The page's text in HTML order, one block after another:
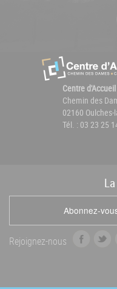
Centre
Chemin des
02160
Tél. : 03 23 25
La
Abonnez-
Rejoignez-nous